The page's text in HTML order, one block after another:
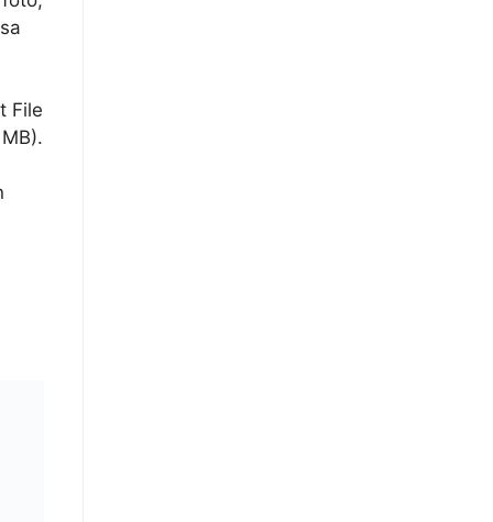
File